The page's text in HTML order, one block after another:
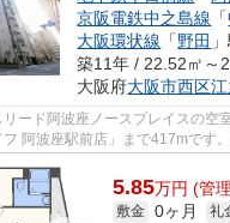
京阪電鉄中之島線 「
大阪環状線 「野田
築11年 / 22.52㎡～
大阪府大阪市西区
ード阿波座ノースプレイスの空
阿波座駅前店」まで417mです
ただけます。駅まで徒...
5.85万円 (管
敷金 0ヶ月 礼